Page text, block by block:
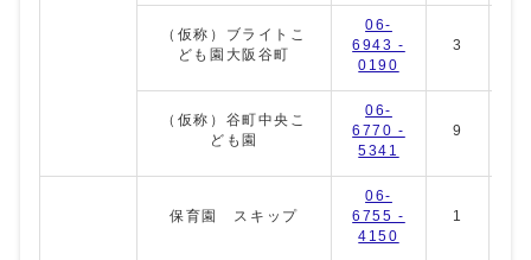
（仮称）ブライトこ
ども園大阪谷町
06-
6943 -
0190
3
（仮称）谷町中央こ
ども園
06-
6770 -
5341
9
保育園 スキップ
06-
6755 -
4150
1